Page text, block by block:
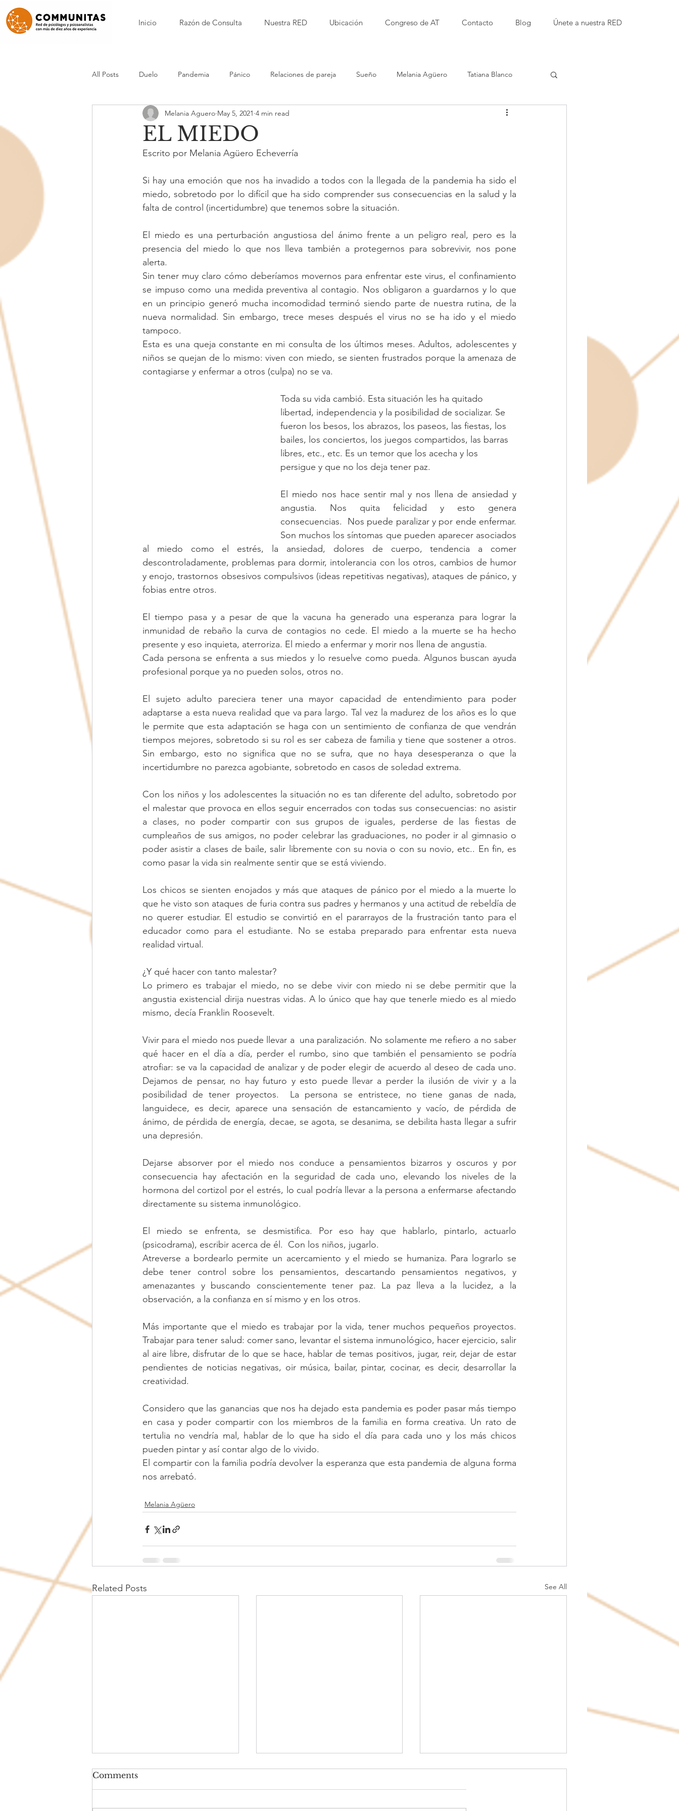
Inicio Razón de Consulta Nuestra RED Ubicación Congreso de AT Contacto Blog Únete a nuestra RED
All Posts Duelo Pandemia Pánico Relaciones de pareja Sueño Melania Agüero Tatiana Blanco
Nora Borenstein Patricia Calvo Isabel Garbanzo Etty Kaufmann Kappari
Nicole Loynaz Mónica Maynard Jessica Millet
Anorexia y bulimia Acompañamiento Terapéutico Violencia Educación Bullying Instituciones educativas
Adolescencia Amor de pareja Infancia Cuerpo y lenguaje Síntoma
EL MIEDO
Melania Aguero May 5, 2021 4 min read
Escrito por Melania Agüero Echeverría
Si hay una emoción que nos ha invadido a todos con la llegada de la pandemia ha sido el
miedo, sobretodo por lo difícil que ha sido comprender sus consecuencias en la salud y la
falta de control (incertidumbre) que tenemos sobre la situación.
El miedo es una perturbación angustiosa del ánimo frente a un peligro real, pero es
la
presencia del miedo lo que nos lleva también a protegernos para sobrevivir, nos pone
alerta.
Sin tener muy claro cómo deberíamos movernos para enfrentar este virus, el confinamiento
se impuso como una medida preventiva al contagio. Nos obligaron a guardarnos y lo que
en un principio generó mucha incomodidad terminó siendo parte de nuestra rutina, de la
nueva normalidad. Sin embargo, trece meses después el virus no se ha ido y el miedo
tampoco.
Esta es una queja constante en mi consulta de los últimos meses. Adultos, adolescentes y
niños se quejan de lo mismo: viven con miedo, se sienten frustrados porque la amenaza de
contagiarse y enfermar a otros (culpa) no se va.
Toda su vida cambió. Esta situación les ha quitado
libertad, independencia y la posibilidad de socializar. Se
fueron los besos, los abrazos, los paseos, las fiestas, los
bailes, los conciertos, los juegos compartidos, las barras
libres, etc., etc. Es un temor que los acecha y los
persigue y que no los deja tener paz.
El miedo nos hace sentir mal y nos llena de ansiedad y
angustia. Nos quita felicidad y esto genera
consecuencias.  Nos puede paralizar y por ende enfermar.
Son muchos los síntomas que pueden aparecer asociados
al miedo como el estrés, la ansiedad, dolores de cuerpo, tendencia a comer
descontroladamente, problemas para dormir, intolerancia con los otros, cambios de humor
y enojo, trastornos obsesivos compulsivos (ideas repetitivas negativas), ataques de pánico, y
fobias entre otros.
El tiempo pasa y a pesar de que la vacuna ha generado una esperanza para lograr la
inmunidad de rebaño la curva de contagios no cede. El miedo a la muerte se ha hecho
presente y eso inquieta, aterroriza. El miedo a enfermar y morir nos llena de angustia.
Cada persona se enfrenta a sus miedos y lo resuelve como pueda. Algunos buscan ayuda
profesional porque ya no pueden solos, otros no.
El sujeto adulto pareciera tener una mayor capacidad de entendimiento para poder
adaptarse a esta nueva realidad que va para largo. Tal vez la madurez de los años es lo que
le permite que esta adaptación se haga con un sentimiento de confianza de que vendrán
tiempos mejores, sobretodo si su rol es ser cabeza de familia y tiene que sostener a otros.
Sin embargo, esto no significa que no se sufra, que no haya desesperanza o que la
incertidumbre no parezca agobiante, sobretodo en casos de soledad extrema.
Con los niños y los adolescentes la situación no es tan diferente del adulto, sobretodo por
el malestar que provoca en ellos seguir encerrados con todas sus consecuencias: no asistir
a clases, no poder compartir con sus grupos de iguales, perderse de las fiestas de
cumpleaños de sus amigos, no poder celebrar las graduaciones, no poder ir al gimnasio o
poder asistir a clases de baile, salir libremente con su novia o con su novio, etc.. En fin, es
como pasar la vida sin realmente sentir que se está viviendo.
Los chicos se sienten enojados y más que ataques de pánico por el miedo a la muerte lo
que he visto son ataques de furia contra sus padres y hermanos y una actitud de rebeldía de
no querer estudiar. El estudio se convirtió en el pararrayos de la frustración tanto para el
educador como para el estudiante. No se estaba preparado para enfrentar esta nueva
realidad virtual.
¿Y qué hacer con tanto malestar?
Lo primero es trabajar el miedo, no se debe vivir con miedo ni se debe permitir que la
angustia existencial dirija nuestras vidas. A lo único que hay que tenerle miedo es al miedo
mismo, decía Franklin Roosevelt.
Vivir para el miedo nos puede llevar a  una paralización. No solamente me refiero a no saber
qué hacer en el día a día, perder el rumbo, sino que también el pensamiento se podría
atrofiar: se va la capacidad de analizar y de poder elegir de acuerdo al deseo de cada uno.
Dejamos de pensar, no hay futuro y esto puede llevar a perder la ilusión de vivir y a la
posibilidad de tener proyectos.  La persona se entristece, no tiene ganas de nada,
languidece, es decir, aparece una sensación de estancamiento y vacío, de pérdida de
ánimo, de pérdida de energía, decae, se agota, se desanima, se debilita hasta llegar a sufrir
una depresión.
Dejarse absorver por el miedo nos conduce a pensamientos bizarros y oscuros y por
consecuencia hay afectación en la seguridad de cada uno, elevando los niveles de la
hormona del cortizol por el estrés, lo cual podría llevar a la persona a enfermarse afectando
directamente su sistema inmunológico.
El miedo se enfrenta, se desmistifica. Por eso hay que hablarlo, pintarlo, actuarlo
(psicodrama), escribir acerca de él.  Con los niños, jugarlo.
Atreverse a bordearlo permite un acercamiento y el miedo se humaniza. Para lograrlo se
debe tener control sobre los pensamientos, descartando pensamientos negativos, y
amenazantes y buscando conscientemente tener paz. La paz lleva a la lucidez, a la
observación, a la confianza en sí mismo y en los otros.
Más importante que el miedo es trabajar por la vida, tener muchos pequeños proyectos.
Trabajar para tener salud: comer sano, levantar el sistema inmunológico, hacer ejercicio, salir
al aire libre, disfrutar de lo que se hace, hablar de temas positivos, jugar, reir, dejar de estar
pendientes de noticias negativas, oir música, bailar, pintar, cocinar, es decir, desarrollar la
creatividad.
Considero que las ganancias que nos ha dejado esta pandemia es poder pasar más tiempo
en casa y poder compartir con los miembros de la familia en forma creativa. Un rato de
tertulia no vendría mal, hablar de lo que ha sido el día para cada uno y los más chicos
pueden pintar y así contar algo de lo vivido.
El compartir con la familia podría devolver la esperanza que esta pandemia de alguna forma
nos arrebató.
Melania Agüero
Related Posts See All
Comments